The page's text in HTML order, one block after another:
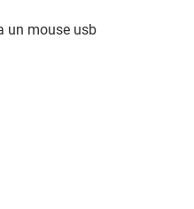
un mouse usb